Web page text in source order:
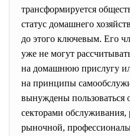
трансформируется
статус домашнего
до этого ключевым. Его
уже не могут
на домашнюю прислугу
на принципы
вынуждены пользоваться
секторами
рыночной,